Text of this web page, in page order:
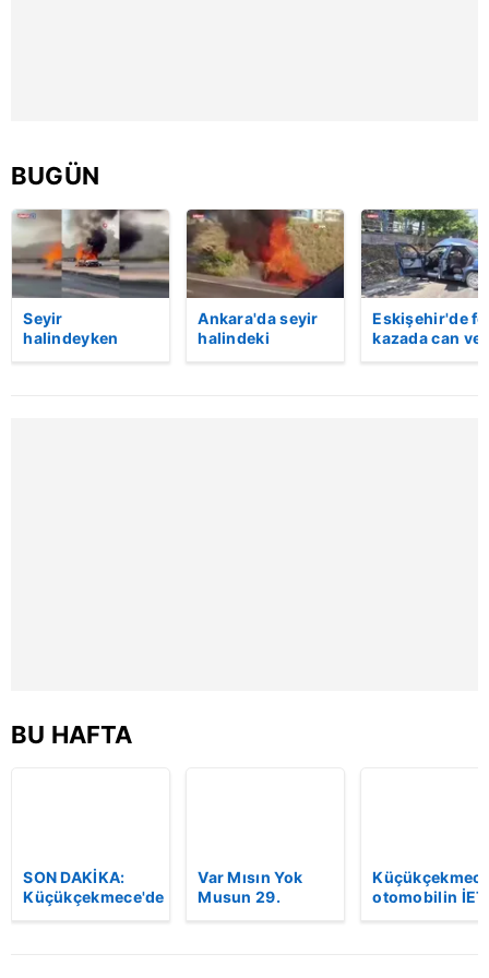
BUGÜN
Seyir
halindeyken
Ankara'da seyir
halindeki
Eskişehir'de
kazada can
BU HAFTA
SON DAKİKA:
Küçükçekmece'de
Var Mısın Yok
Musun 29.
otomobilin